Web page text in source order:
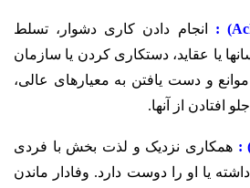
انجام دادن کاری دشوار، تسلط
یا عقاید، دستکاری کردن یا سازمان
موانع و دست یافتن به معیارهای عالی،
افتادن از آنها.
همکاری نزدیک و لذت بخش با فردی
یا او را دوست دارد. وفادار ماندن